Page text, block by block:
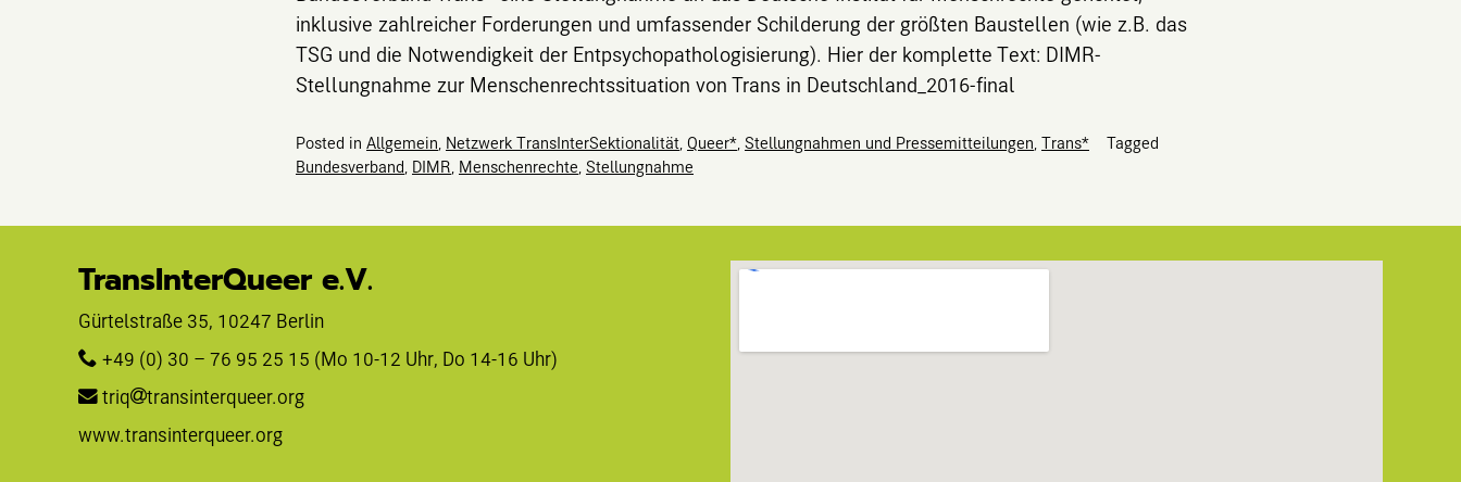
inklusive zahlreicher Forderungen und umfassender Schilderung der größten Baustellen (wie z.B. das
TSG und die Notwendigkeit der Entpsychopathologisierung). Hier der komplette Text: DIMR-
Stellungnahme zur Menschenrechtssituation von Trans in Deutschland_2016-final
Posted in Allgemein Netzwerk TransInterSektionalität Queer* Stellungnahmen und Pressemitteilungen Trans*
Tagged
Bundesverband DIMR Menschenrechte Stellungnahme
TransInterQueer e.V.
Gürtelstraße 35, 10247 Berlin
+49 (0) 30 – 76 95 25 15 (Mo 10-12 Uhr, Do 14-16 Uhr)
triq
transinterqueer.org
www.transinterqueer.org